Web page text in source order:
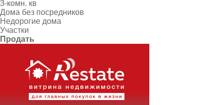
3-комн. кв
Дома без посредников
Недорогие дома
Участки
Продать